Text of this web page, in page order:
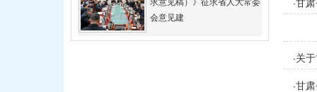
求意见稿）》征求省人大常委
会意见建
·甘
·关
·甘